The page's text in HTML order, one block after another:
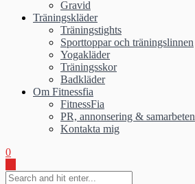
Gravid
Träningskläder
Träningstights
Sporttoppar och träningslinnen
Yogakläder
Träningsskor
Badkläder
Om Fitnessfia
FitnessFia
PR, annonsering & samarbeten
Kontakta mig
0